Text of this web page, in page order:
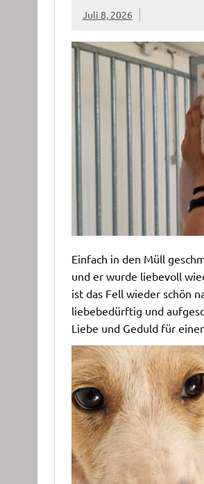
Juli 8, 2026
Einfach in den Müll
und er wurde liebevoll
ist das Fell wieder schön
liebebedürftig und
Liebe und Geduld für